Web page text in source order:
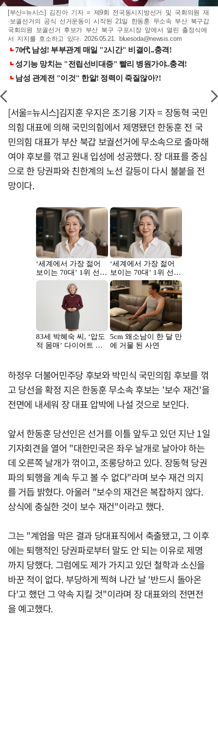
[부산=뉴시스] 김진아 기자 = 제9회 전국동시지방선거 및 국회의원 재
·보궐선거의 공식 선거운동이 시작된 21일 한동훈 무소속 부산 북구갑
국회의원 보궐선거 후보가 부산 북구 구포시장 앞에서 열린 출정식에
서 지지를 호소하고 있다. 2026.05.21.
bluesoda@newsis.com
[서울=뉴시스]김지훈 우지은 조기용 기자 = 장동혁 국민
의힘 대표에 의해 국민의힘에서 제명됐던 한동훈 전 국
민의힘 대표가 부산 북갑 보궐선거에 무소속으로 출마해
여야 후보를 꺾고 원내 입성에 성공했다. 장 대표를 중심
으로 한 당권파와 친한계의 노선 갈등이 다시 불붙을 전
망이다.
하정우 더불어민주당 후보와 박민식 국민의힘 후보를 꺾
고 당선을 확정 지은 한동훈 무소속 후보는 '보수 재건'을
전면에 내세워 장 대표 압박에 나설 것으로 보인다.
앞서 한동훈 당선인은 선거를 이틀 앞두고 있던 지난 1일
기자회견을 열어 "대한민국은 좌우 날개로 날아야 하는
데 오른쪽 날개가 꺾이고, 조롱당하고 있다. 장동혁 당권
파의 퇴행을 계속 두고 볼 수 없다"라며 보수 재건 의지
를 거듭 밝혔다. 아울러 "보수의 재건은 복잡하지 않다.
상식에 충실한 것이 보수 재건"이라고 했다.
그는 "계엄을 막은 결과 당대표직에서 축출됐고, 그 이후
에는 퇴행적인 당권파로부터 말도 안 되는 이유로 제명
까지 당했다. 그럼에도 제가 가지고 있던 철학과 소신을
바꾼 적이 없다. 부당하게 찍혀 나간 날 '반드시 돌아온
다'고 했던 그 약속 지킬 것"이라며 장 대표와의 전면전
을 예고했다.